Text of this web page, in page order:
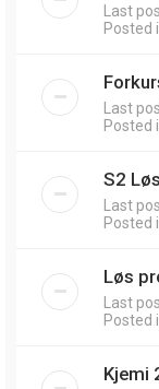
Last
Posted
Last
Posted
S2
Last
Posted
Løs
Last
Posted
Kjemi